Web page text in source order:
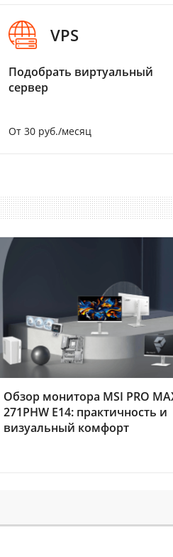
VPS
Подобрать виртуальный
сервер
От 30 руб./месяц
Обзор монитора MSI PRO
271PHW E14: практичность и
визуальный комфорт